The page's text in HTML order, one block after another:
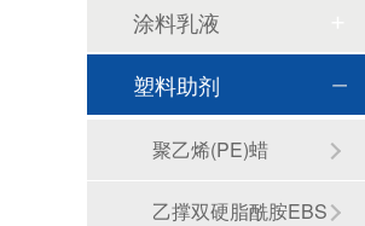
涂料乳液
塑料助剂
聚乙烯(PE)蜡
乙撑双硬脂酰胺EBS